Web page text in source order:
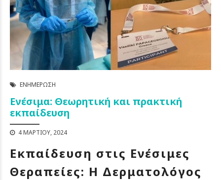
ΕΝΗΜΈΡΩΣΗ
Ενέσιμα: Θεωρητική και πρακτική
εκπαίδευση
4 ΜΑΡΤΊΟΥ, 2024
Εκπαίδευση στις Ενέσιμες
Θεραπείες: Η Δερματολόγος